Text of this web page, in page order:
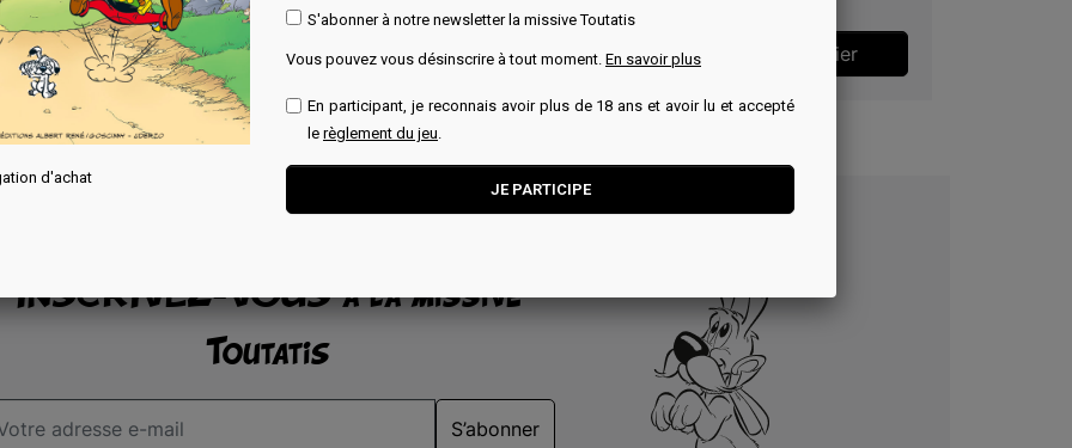
Ajouter au panier
Momentanément
indisponible.
Ajouter au panier
INSCRIVEZ-VOUS à la missive
Toutatis
S’abonner
d'achat
S'abonner à notre newsletter la missive Toutatis
Vous pouvez vous désinscrire à tout moment. En savoir plus
En participant, je reconnais avoir plus de 18 ans et avoir lu et accepté
le règlement du jeu.